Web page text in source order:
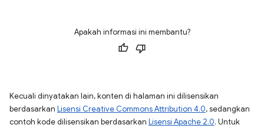
Apakah informasi ini membantu?
Kecuali dinyatakan lain, konten di halaman ini dilisensikan
berdasarkan Lisensi Creative Commons Attribution 4.0, sedangkan
contoh kode dilisensikan berdasarkan Lisensi Apache 2.0. Untuk